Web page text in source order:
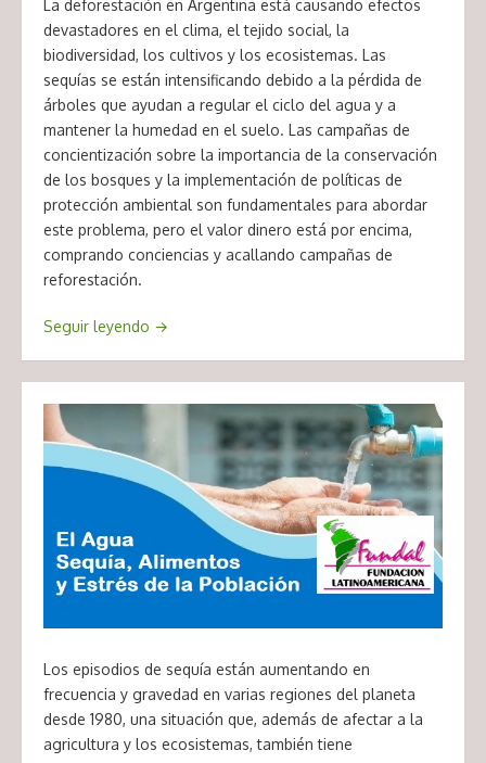
La deforestación en Argentina está causando efectos
devastadores en el clima, el tejido social, la
biodiversidad, los cultivos y los ecosistemas. Las
sequías se están intensificando debido a la pérdida de
árboles que ayudan a regular el ciclo del agua y a
mantener la humedad en el suelo. Las campañas de
concientización sobre la importancia de la conservación
de los bosques y la implementación de políticas de
protección ambiental son fundamentales para abordar
este problema, pero el valor dinero está por encima,
comprando conciencias y acallando campañas de
reforestación.
Seguir leyendo →
Los episodios de sequía están aumentando en
frecuencia y gravedad en varias regiones del planeta
desde 1980, una situación que, además de afectar a la
agricultura y los ecosistemas, también tiene